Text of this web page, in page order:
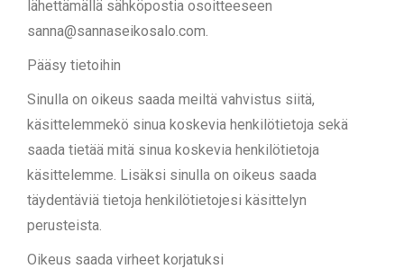
lähettämällä sähköpostia osoitteeseen
sanna@sannaseikosalo.com.
Pääsy tietoihin
Sinulla on oikeus saada meiltä vahvistus siitä,
käsittelemmekö sinua koskevia henkilötietoja sekä
saada tietää mitä sinua koskevia henkilötietoja
käsittelemme. Lisäksi sinulla on oikeus saada
täydentäviä tietoja henkilötietojesi käsittelyn
perusteista.
Oikeus saada virheet korjatuksi